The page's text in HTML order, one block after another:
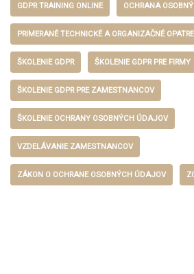
GDPR TRAINING ONLINE OCHRANA
PRIMERANÉ TECHNICKÉ A ORGANIZAČNÉ
ŠKOLENIE GDPR ŠKOLENIE GDPR PRE FIRMY
ŠKOLENIE GDPR PRE ZAMESTNANCOV
ŠKOLENIE OCHRANY OSOBNÝCH ÚDAJOV
VZDELÁVANIE ZAMESTNANCOV
ZÁKON O OCHRANE OSOBNÝCH ÚDAJOV